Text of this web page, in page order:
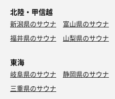
北陸・甲信越
新潟県のサウナ 富山県のサウナ
福井県のサウナ
山梨県のサウナ
東海
岐阜県のサウナ 静岡県のサウナ
三重県のサウナ